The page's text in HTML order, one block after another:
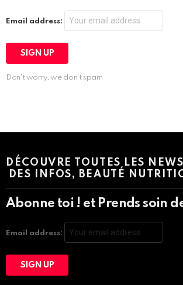
Email address:
Don't worry, we don't spam
DÉCOUVRE TOUTES LES
DES INFOS, BEAUTÉ
Abonne toi ! et Prends soin
Email address: